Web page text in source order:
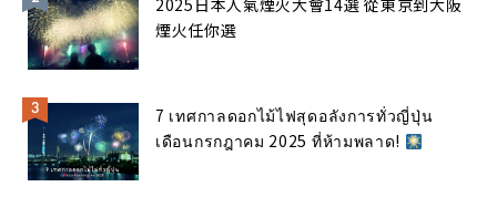
2025日本人氣煙火大會14選 從東京到大阪
煙火任你選
7 เทศกาลดอกไม้ไฟสุดอลังการทั่วญี่ปุ่น
เดือนกรกฎาคม 2025 ที่ห้ามพลาด!